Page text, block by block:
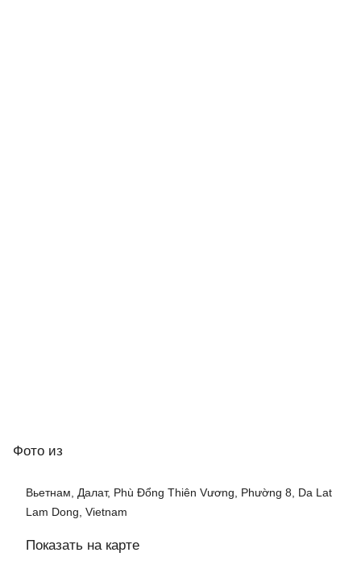
Фото из
Вьетнам, Далат, Phù Đổng Thiên Vương, Phường 8, Da Lat
Lam Dong, Vietnam
Показать на карте